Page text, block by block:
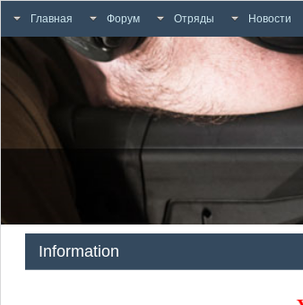
Главная Форум Отряды Новости
Information